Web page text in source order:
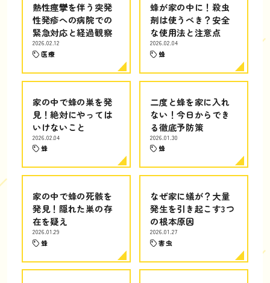
熱性痙攣を伴う突発
性発疹への病院での
緊急対応と経過観察
2026.02.12
医療
蜂が家の中に！殺虫
剤は使うべき？安全
な使用法と注意点
2026.02.04
蜂
家の中で蜂の巣を発
見！絶対にやっては
いけないこと
2026.02.04
蜂
二度と蜂を家に入れ
ない！今日からでき
る徹底予防策
2026.01.30
蜂
家の中で蜂の死骸を
発見！隠れた巣の存
在を疑え
2026.01.29
蜂
なぜ家に蟻が？大量
発生を引き起こす3つ
の根本原因
2026.01.27
害虫